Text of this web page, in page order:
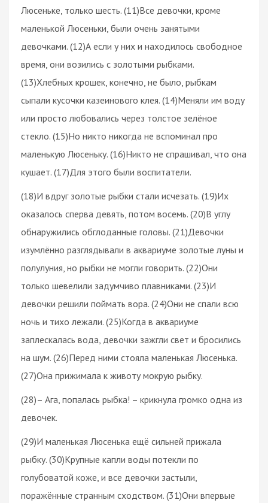
Люсеньке, только шесть. (11)Все девочки, кроме
маленькой Люсеньки, были очень занятыми
девочками. (12)А если у них и находилось свободное
время, они возились с золотыми рыбками.
(13)Хлебных крошек, конечно, не было, рыбкам
сыпали кусочки казеинового клея. (14)Меняли им воду
или просто любовались через толстое зелёное
стекло. (15)Но никто никогда не вспоминал про
маленькую Люсеньку. (16)Никто не спрашивал, что она
кушает. (17)Для этого были воспитатели.
(18)И вдруг золотые рыбки стали исчезать. (19)Их
оказалось сперва девять, потом восемь. (20)В углу
обнаружились обглоданные головы. (21)Девочки
изумлённо разглядывали в аквариуме золотые луны и
полулуния, но рыбки не могли говорить. (22)Они
только шевелили задумчиво плавниками. (23)И
девочки решили поймать вора. (24)Они не спали всю
ночь и тихо лежали. (25)Когда в аквариуме
заплескалась вода, девочки зажгли свет и бросились
на шум. (26)Перед ними стояла маленькая Люсенька.
(27)Она прижимала к животу мокрую рыбку.
(28)– Ага, попалась рыбка! – крикнула громко одна из
девочек.
(29)И маленькая Люсенька ещё сильней прижала
рыбку. (30)Крупные капли воды потекли по
голубоватой коже, и все девочки застыли,
поражённые странным сходством. (31)Они впервые